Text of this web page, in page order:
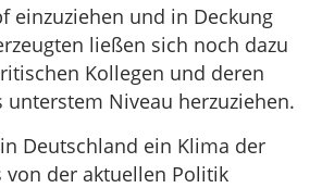
einzuziehen und in Deckung
ließen sich noch dazu
Kollegen und deren
Niveau herzuziehen.
Deutschland ein Klima der
von der aktuellen Politik